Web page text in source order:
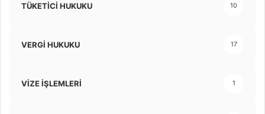
TÜKETİCİ HUKUKU 10
VERGİ HUKUKU 17
VİZE İŞLEMLERİ 1